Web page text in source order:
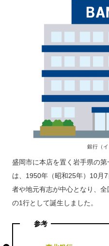
銀行（イ
盛岡市に本店を置く岩手県の第
は、1950年（昭和25年）10月
者や地元有志が中心となり、
の1行として誕生しました。
参考